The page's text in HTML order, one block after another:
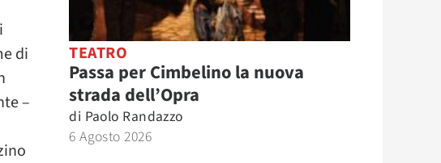
di
–
TEATRO
Passa per Cimbelino la nuova
strada dell’Opra
di Paolo Randazzo
6 Agosto 2026